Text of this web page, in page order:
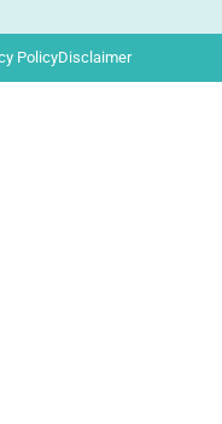
PolicyDisclaimer